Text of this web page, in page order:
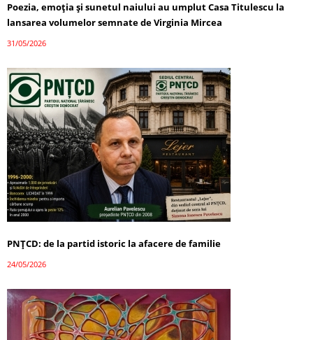
Poezia, emoția și sunetul naiului au umplut Casa Titulescu la
lansarea volumelor semnate de Virginia Mircea
31/05/2026
PNȚCD: de la partid istoric la afacere de familie
24/05/2026